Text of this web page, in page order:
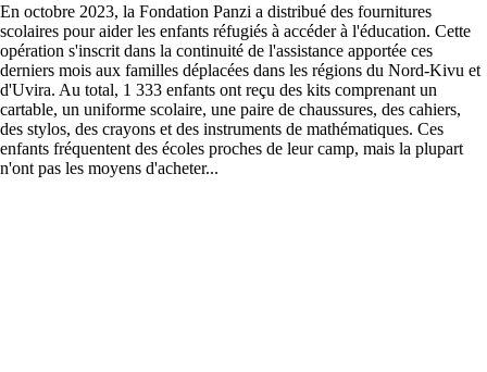
En octobre 2023, la Fondation Panzi a distribué des fournitures
scolaires pour aider les enfants réfugiés à accéder à l'éducation. Cette
opération s'inscrit dans la continuité de l'assistance apportée ces
derniers mois aux familles déplacées dans les régions du Nord-Kivu et
d'Uvira. Au total, 1 333 enfants ont reçu des kits comprenant un
cartable, un uniforme scolaire, une paire de chaussures, des cahiers,
des stylos, des crayons et des instruments de mathématiques. Ces
enfants fréquentent des écoles proches de leur camp, mais la plupart
n'ont pas les moyens d'acheter...